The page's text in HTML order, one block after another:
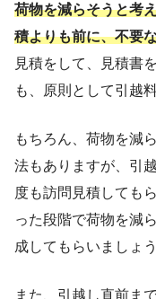
荷物を減らそうと考
積よりも前に、不要
見積をして、見積書
も、原則として引越
もちろん、荷物を減
法もありますが、引
度も訪問見積しても
った段階で荷物を減
成してもらいましょう
また、引越し直前ま